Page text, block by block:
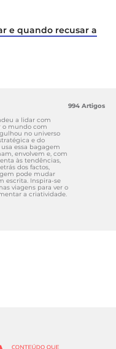
e quando recusar a
a lidar com
o mundo com
no universo
e do
essa bagagem
envolvem e, com
às tendências,
dos factos,
pode mudar
escrita. Inspira-se
viagens para ver o
a criatividade.
994 Artigos